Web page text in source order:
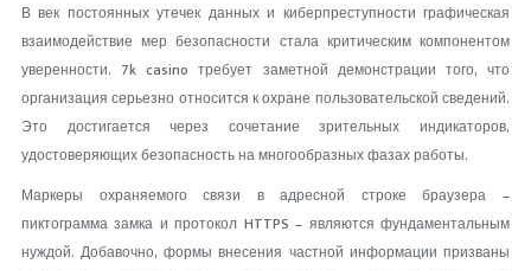
В век постоянных утечек данных и киберпреступности графическая
взаимодействие мер безопасности стала критическим компонентом
уверенности. 7k casino требует заметной демонстрации того, что
организация серьезно относится к охране пользовательской сведений.
Это достигается через сочетание зрительных индикаторов,
удостоверяющих безопасность на многообразных фазах работы.
Маркеры охраняемого связи в адресной строке браузера –
пиктограмма замка и протокол HTTPS – являются фундаментальным
нуждой. Добавочно, формы внесения частной информации призваны